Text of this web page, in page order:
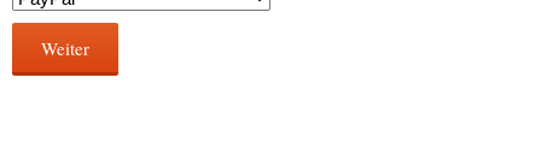
Weiter